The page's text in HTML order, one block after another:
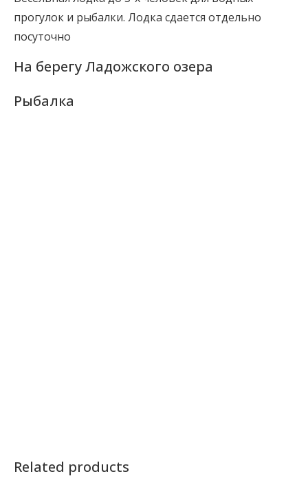
прогулок и рыбалки. Лодка сдается отдельно
посуточно
На берегу Ладожского озера
Рыбалка
Related products